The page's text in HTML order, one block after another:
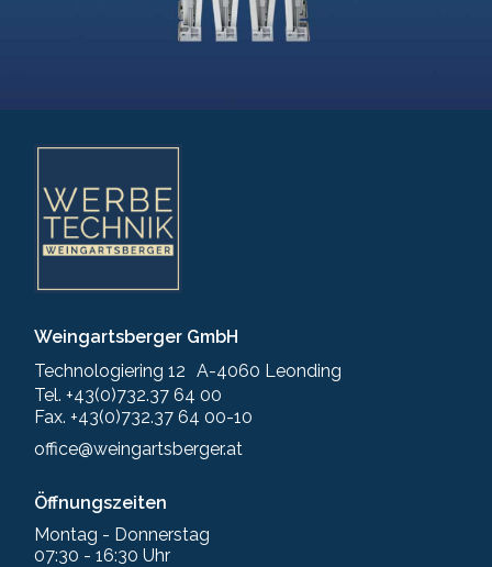
Weingartsberger GmbH
Technologiering 12 A-4060 Leonding
Tel. +43(0)732.37 64 00
Fax. +43(0)732.37 64 00-10
office@weingartsberger.at
Öffnungszeiten
Montag - Donnerstag
07:30 - 16:30 Uhr